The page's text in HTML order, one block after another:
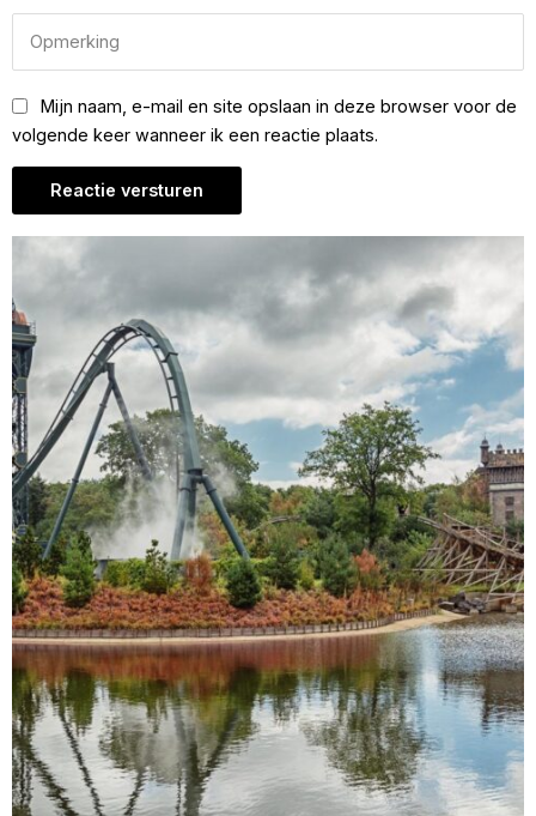
Mijn naam, e-mail en site opslaan in deze browser voor de
volgende keer wanneer ik een reactie plaats.